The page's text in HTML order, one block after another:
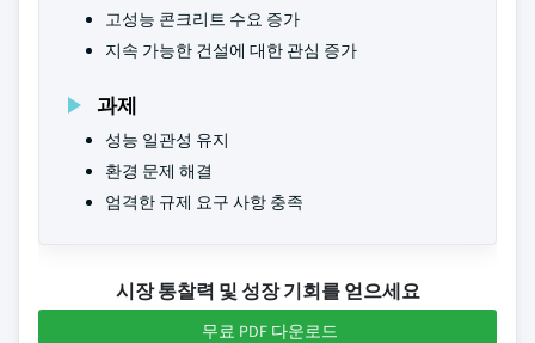
고성능 콘크리트 수요 증가
지속 가능한 건설에 대한 관심 증가
과제
성능 일관성 유지
환경 문제 해결
엄격한 규제 요구 사항 충족
시장 통찰력 및 성장 기회를 얻으세요
무료 PDF 다운로드